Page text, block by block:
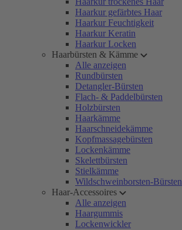
Haarkur gefärbtes Haar
Haarkur Feuchtigkeit
Haarkur Keratin
Haarkur Locken
Haarbürsten & Kämme
Alle anzeigen
Rundbürsten
Detangler-Bürsten
Flach- & Paddelbürsten
Holzbürsten
Haarkämme
Haarschneidekämme
Kopfmassagebürsten
Lockenkämme
Skelettbürsten
Stielkämme
Wildschweinborsten-Bürsten
Haar-Accessoires
Alle anzeigen
Haargummis
Lockenwickler